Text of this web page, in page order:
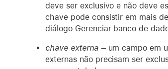
deve ser exclusivo e não deve
chave pode consistir em mais
diálogo Gerenciar banco de
chave externa – um campo em
externas não precisam ser